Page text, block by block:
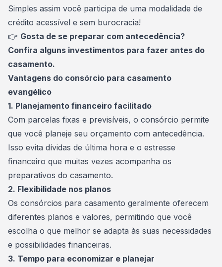
Simples assim você participa de uma modalidade de
crédito acessível e sem burocracia!
👉 Gosta de se preparar com antecedência?
Confira alguns investimentos para fazer antes do
casamento.
Vantagens do consórcio para casamento
evangélico
1. Planejamento financeiro facilitado
Com parcelas fixas e previsíveis, o consórcio permite
que você planeje seu orçamento com antecedência.
Isso evita dívidas de última hora e o estresse
financeiro que muitas vezes acompanha os
preparativos do casamento.
2. Flexibilidade nos planos
Os consórcios para casamento geralmente oferecem
diferentes planos e valores, permitindo que você
escolha o que melhor se adapta às suas necessidades
e possibilidades financeiras.
3. Tempo para economizar e planejar